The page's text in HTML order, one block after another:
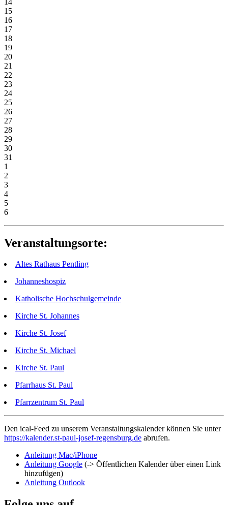
15
16
17
18
19
20
21
22
23
24
25
26
27
28
29
30
31
1
2
3
4
5
6
Veranstaltungsorte:
Altes Rathaus Pentling
Johanneshospiz
Katholische Hochschulgemeinde
Kirche St. Johannes
Kirche St. Josef
Kirche St. Michael
Kirche St. Paul
Pfarrhaus St. Paul
Pfarrzentrum St. Paul
Den ical-Feed zu unserem Veranstaltungskalender können Sie unter
https://kalender.st-paul-josef-regensburg.de abrufen.
Anleitung Mac/iPhone
Anleitung Google (-> Öffentlichen Kalender über einen Link
hinzufügen)
Anleitung Outlook